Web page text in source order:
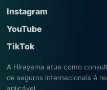
Instagram
YouTube
TikTok
A Hirayama atua como
de seguros internacionais é